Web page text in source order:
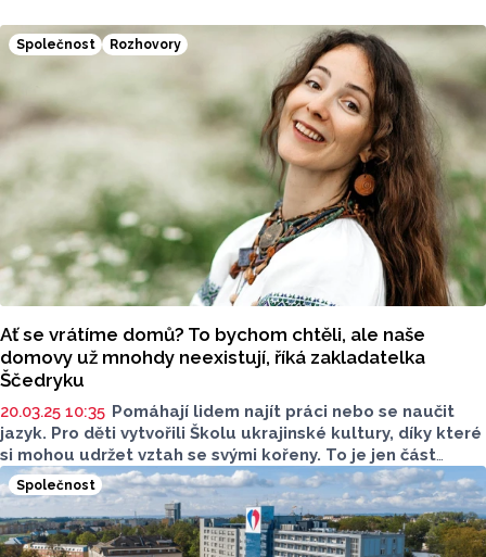
zejména další rozvoj v oblasti distribuce potravinové
pomoci na území města. Projekt podpoří občany
v nepříznivé životní situaci.
Společnost Rozhovory
Ať se vrátíme domů? To bychom chtěli, ale naše
domovy už mnohdy neexistují, říká zakladatelka
Ščedryku
20.03.25 10:35 Pomáhají lidem najít práci nebo se naučit
jazyk. Pro děti vytvořili Školu ukrajinské kultury, díky které
si mohou udržet vztah se svými kořeny. To je jen část
činnosti Ščedryku, Společenství Ukrajinců Olomouckého
kraje. Vznikl z lidí, kteří pomáhali už od chvíle, kdy Rusko
rozpoutalo plnohodnotnou válku na Ukrajině. O jeho
fungování jsme hovořili se zakladatelkou Ščedryku,
Společnost